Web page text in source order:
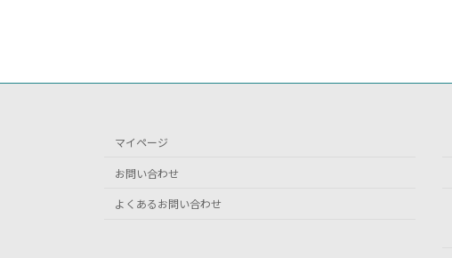
マイページ
お問い合わせ
よくあるお問い合わせ